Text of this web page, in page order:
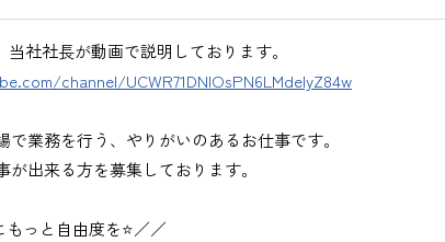
当社社長が動画で説明しております。
channel/UCWR71DNlOsPN6LMdeIyZ84w
で業務を行う、やりがいのあるお仕事です。
が出来る方を募集しております。
もっと自由度を⭐／／